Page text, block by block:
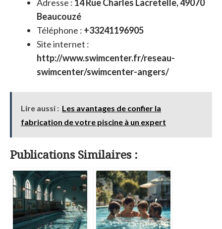
Adresse : 14 Rue Charles Lacretelle, 49070
Beaucouzé
Téléphone : +33241196905
Site internet :
http://www.swimcenter.fr/reseau-
swimcenter/swimcenter-angers/
Lire aussi : Les avantages de confier la
fabrication de votre piscine à un expert
Publications Similaires :